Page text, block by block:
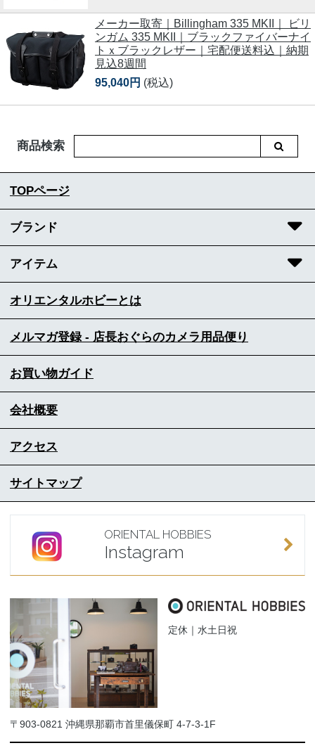
メーカー取寄｜Billingham 335 MKII｜ ビリ
ンガム 335 MKII｜ブラックファイバーナイ
トｘブラックレザー｜宅配便送料込｜納期
見込8週間
95,040円 (税込)
商品検索
TOPページ
ブランド
アイテム
オリエンタルホビーとは
メルマガ登録 - 店長おぐらのカメラ用品便り
お買い物ガイド
会社概要
アクセス
サイトマップ
ORIENTAL HOBBIES
Instagram
定休｜水土日祝
〒903-0821 沖縄県那覇市首里儀保町 4-7-3-1F